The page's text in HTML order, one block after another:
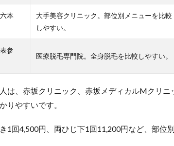
本
大手美容クリニック。部位別メニューを比較
しやすい。
参
医療脱毛専門院。全身脱毛を比較しやすい。
は、赤坂クリニック、赤坂メディカルMクリニ
りやすいです。
1回4,500円、両ひじ下1回11,200円など、部位